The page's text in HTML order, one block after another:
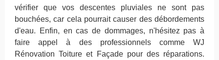
vérifier que vos descentes pluviales ne sont pas
bouchées, car cela pourrait causer des débordements
d'eau. Enfin, en cas de dommages, n'hésitez pas à
faire appel à des professionnels comme WJ
Rénovation Toiture et Façade pour des réparations.